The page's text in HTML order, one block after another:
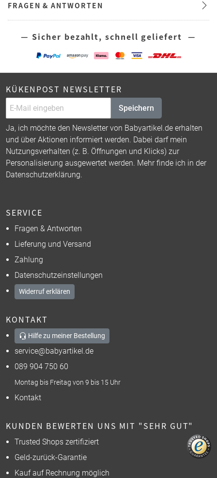
FRAGEN & ANTWORTEN
— Sicher bezahlt, schnell geliefert —
KÜKENPOST NEWSLETTER
Speichern
Ja, ich möchte den Newsletter von Babyartikel.de erhalten
und über Aktionen informiert werden. Dabei darf mein
Nutzungsverhalten (z. B. Öffnungen und Klicks) zur
Personalisierung ausgewertet werden. Mehr finde ich in der
Datenschutzerklärung.
SERVICE
Fragen & Antworten
Lieferung und Versand
Zahlung
Datenschutzeinstellungen
Widerruf erklären
KONTAKT
Hilfe zu meiner Bestellung
service@babyartikel.de
089 904 750 60
Montag bis Freitag von 9 bis 15 Uhr
Kontakt
KUNDEN BEWERTEN UNS MIT "SEHR GUT"
Trusted Shops zertifiziert
Geld-zurück-Garantie
Kauf auf Rechnung möglich